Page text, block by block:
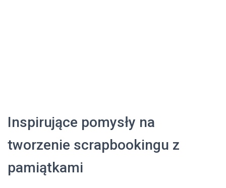
Inspirujące pomysły na
tworzenie scrapbookingu z
pamiątkami